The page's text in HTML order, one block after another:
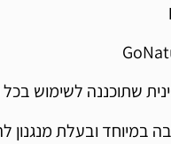
שתוכננה לשימוש בכל
במיוחד ובעלת מנגנון